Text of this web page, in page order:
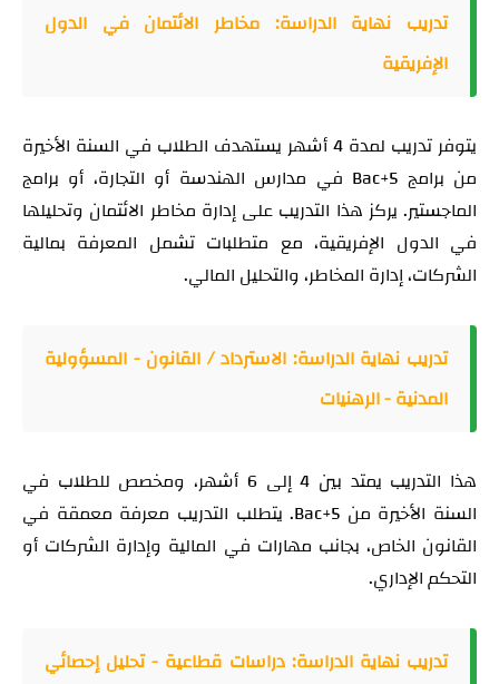
تدريب نهاية الدراسة: مخاطر الائتمان في الدول
الإفريقية
يتوفر تدريب لمدة 4 أشهر يستهدف الطلاب في السنة الأخيرة
من برامج Bac+5 في مدارس الهندسة أو التجارة، أو برامج
الماجستير. يركز هذا التدريب على إدارة مخاطر الائتمان وتحليلها
في الدول الإفريقية، مع متطلبات تشمل المعرفة بمالية
الشركات، إدارة المخاطر، والتحليل المالي.
تدريب نهاية الدراسة: الاسترداد / القانون - المسؤولية
المدنية - الرهنيات
هذا التدريب يمتد بين 4 إلى 6 أشهر، ومخصص للطلاب في
السنة الأخيرة من Bac+5. يتطلب التدريب معرفة معمقة في
القانون الخاص، بجانب مهارات في المالية وإدارة الشركات أو
التحكم الإداري.
تدريب نهاية الدراسة: دراسات قطاعية - تحليل إحصائي